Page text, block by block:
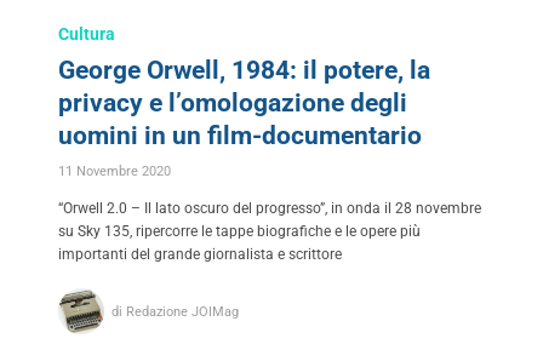
Cultura
George Orwell, 1984: il potere, la
privacy e l’omologazione degli
uomini in un film-documentario
11 Novembre 2020
“Orwell 2.0 – Il lato oscuro del progresso”, in onda il 28 novembre
su Sky 135, ripercorre le tappe biografiche e le opere più
importanti del grande giornalista e scrittore
di Redazione JOIMag